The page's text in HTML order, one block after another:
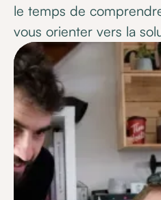
le temps de
vous orienter vers la